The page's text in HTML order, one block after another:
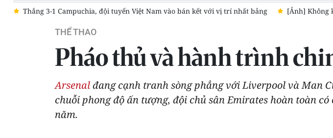
kết với vị trí nhất bảng [Ảnh] Không khí sôi động trên khán đài Mỹ Đình trước trận Việt Nam-
THỂ THAO
Pháo thủ và hành trình
Arsenalđang cạnh tranh sòng phẳng với Liverpool và Man
chuỗi phong độ ấn tượng, đội chủ sân Emirates hoàn toàn
năm.